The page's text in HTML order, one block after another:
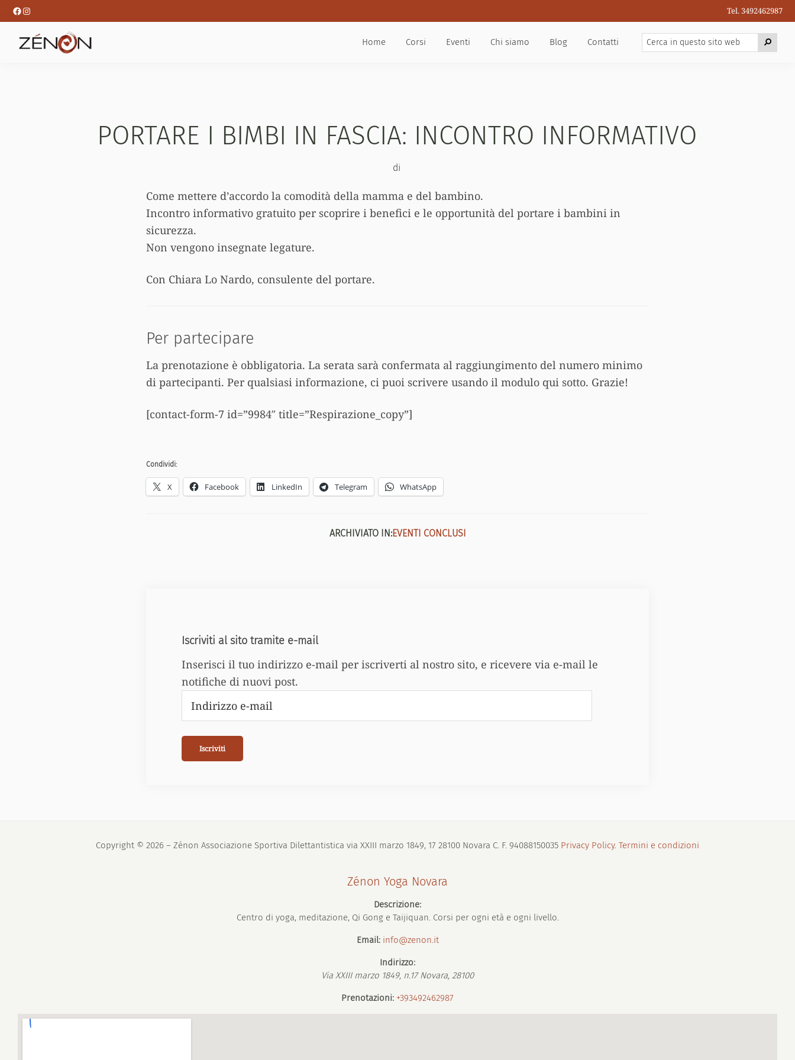
Passa
alla
navigazione
Passa
al
contenuto
Facebook
Instagram Tel. 3492462987
Home Corsi Eventi Chi siamo Blog Contatti
Cerca
in
questo
Cerca
PORTARE I BIMBI IN FASCIA: INCONTRO INFORMATIVO
di
Come mettere d’accordo la comodità della mamma e del bambino.
Incontro informativo gratuito per scoprire i benefici e le opportunità del portare i bambini in
sicurezza.
Non vengono insegnate legature.
Con Chiara Lo Nardo, consulente del portare.
Per partecipare
La prenotazione è obbligatoria. La serata sarà confermata al raggiungimento del numero minimo
di partecipanti. Per qualsiasi informazione, ci puoi scrivere usando il modulo qui sotto. Grazie!
[contact-form-7 id=”9984″ title=”Respirazione_copy”]
Condividi:
X Facebook LinkedIn Telegram WhatsApp
ARCHIVIATO IN:EVENTI CONCLUSI
Iscriviti al sito tramite e-mail
Inserisci il tuo indirizzo e-mail per iscriverti al nostro sito, e ricevere via e-mail le
notifiche di nuovi post.
Iscriviti
Copyright © 2026 – Zénon Associazione Sportiva Dilettantistica via XXIII marzo 1849, 17 28100 Novara C. F. 94088150035 Privacy Policy. Termini e condizioni
Zénon Yoga Novara
Descrizione:
Centro di yoga, meditazione, Qi Gong e Taijiquan. Corsi per ogni età e ogni livello.
Email: info@zenon.it
Indirizzo:
Via XXIII marzo 1849, n.17 Novara, 28100
Prenotazioni: +393492462987